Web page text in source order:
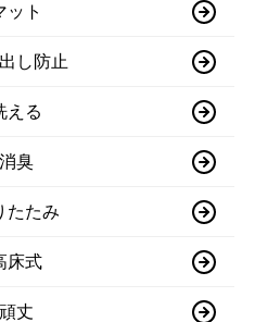
ット
し防止
える
消臭
たたみ
床式
頑丈